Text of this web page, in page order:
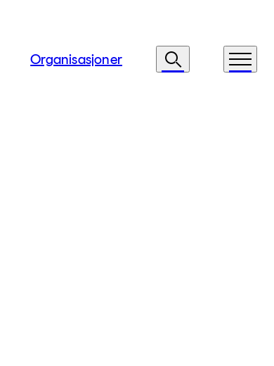
Organisasjoner Søk Meny